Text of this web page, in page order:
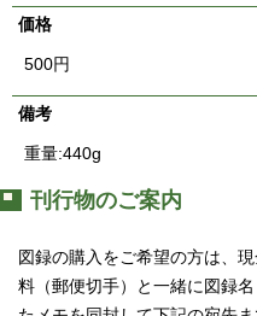
価格
500円
備考
重量:440g
刊行物のご案内
図録の購入をご希望の方は、
料（郵便切手）と一緒に図録